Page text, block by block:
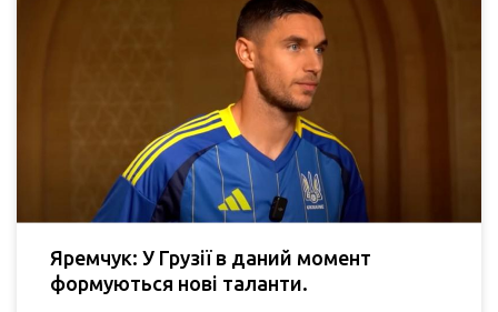
Яремчук: У Грузії в даний момент
формуються нові таланти.